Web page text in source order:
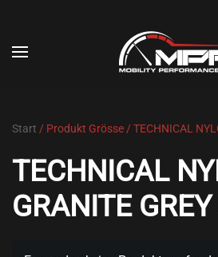
Skip to main content
Start / Produkt Grösse / TECHNICAL
TECHNICAL
GRANITE